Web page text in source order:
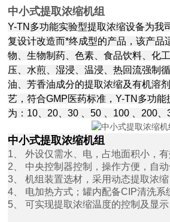
中小式提取浓缩机组
Y-TN多功能实验型提取浓缩设备为我
复设计改造而*终成型的产品，该产品
物、生物制药、色素、食品饮料、化
压、水煎、湿浸、温浸、热回流强制
油、芳香油成分的提取浓缩及有机溶
艺，符合GMP医药标准，Y-TN多功能
为：10、20、30 、50 、100 、200、
中小式提取浓缩机组
1、 外设仅需水、电，占地面积小，
2、 中央控制器控制，操作方便，自
3、 机组装置选材，采用动态提取浓缩
4、 电加热方式；罐内配备CIP清洗系
5、 可实现提取浓缩温度的控制及显示